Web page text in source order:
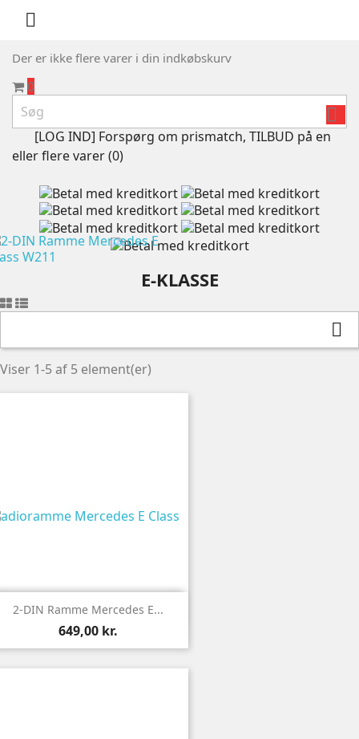

Der er ikke flere varer i din indkøbskurv
0

[LOG IND] Forspørg om prismatch, TILBUD på en
eller flere varer (0)
E-KLASSE

Viser 1-5 af 5 element(er)
 Vis
2-DIN Ramme Mercedes E...
649,00 kr.